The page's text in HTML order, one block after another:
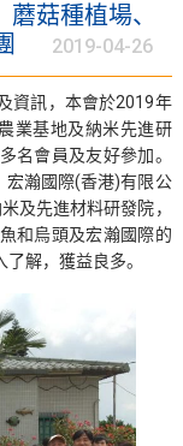
菇種植場、
2019-04-26
資訊，本會於2019年
業基地及納米先進研
名會員及友好參加。
宏瀚國際(香港)有限公
及先進材料研發院，
和烏頭及宏瀚國際的
解，獲益良多。